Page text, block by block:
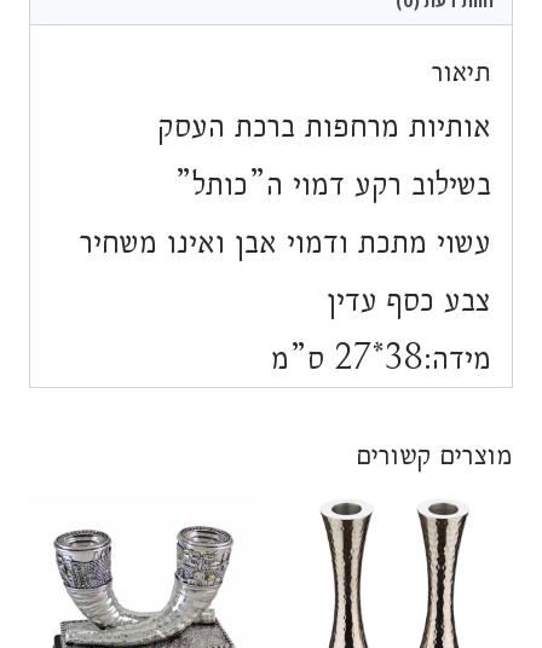
תיאור
אותיות מרחפות ברכת העסק
בשילוב רקע דמוי ה”כותל”
עשוי מתכת ודמוי אבן ואינו משחיר
צבע כסף עדין
מידה:38*27 ס”מ
מוצרים קשורים